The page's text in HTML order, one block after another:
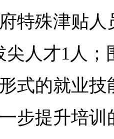
特殊津贴人
尖人才1人
式的就业
步提升培